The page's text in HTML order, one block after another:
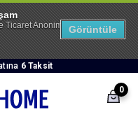
6 Taksit
0
Ticaret Anonim
Görüntüle